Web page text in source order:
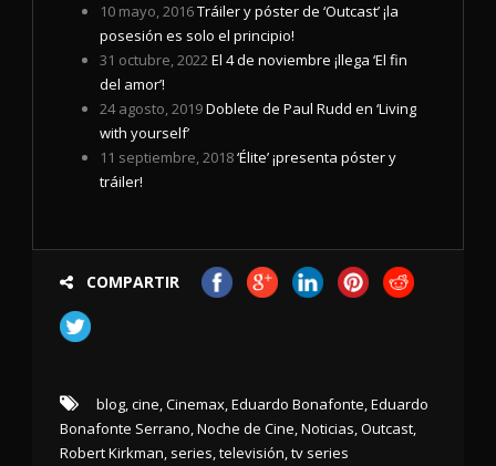
10 mayo, 2016Tráiler y póster de ‘Outcast’ ¡la
posesión es solo el principio!
31 octubre, 2022El 4 de noviembre ¡llega ‘El fin
del amor’!
24 agosto, 2019Doblete de Paul Rudd en ‘Living
with yourself’
11 septiembre, 2018‘Élite’ ¡presenta póster y
tráiler!
COMPARTIR
blog,cine,Cinemax,Eduardo Bonafonte,Eduardo
Bonafonte Serrano,Noche de Cine,Noticias,Outcast,
Robert Kirkman, series,televisión,tv series